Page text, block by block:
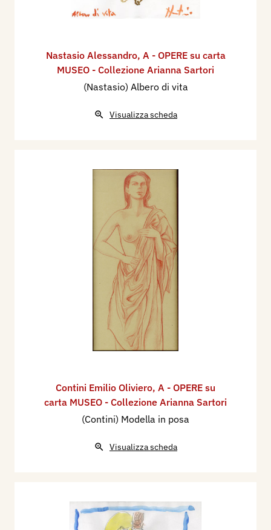
Nastasio Alessandro, A - OPERE su carta
MUSEO - Collezione Arianna Sartori
(Nastasio) Albero di vita
Visualizza scheda
Contini Emilio Oliviero, A - OPERE su
carta MUSEO - Collezione Arianna Sartori
(Contini) Modella in posa
Visualizza scheda